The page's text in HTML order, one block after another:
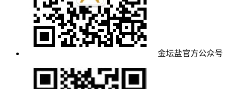
金坛盐官方公众号